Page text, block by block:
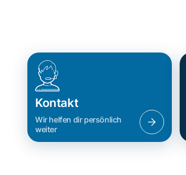
Kontakt
Wir helfen dir persönlich
weiter